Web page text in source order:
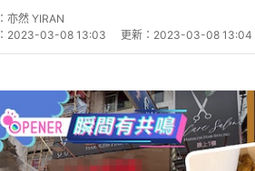
亦然 YIRAN
2023-03-08 13:03 更新： 2023-03-08 13:04